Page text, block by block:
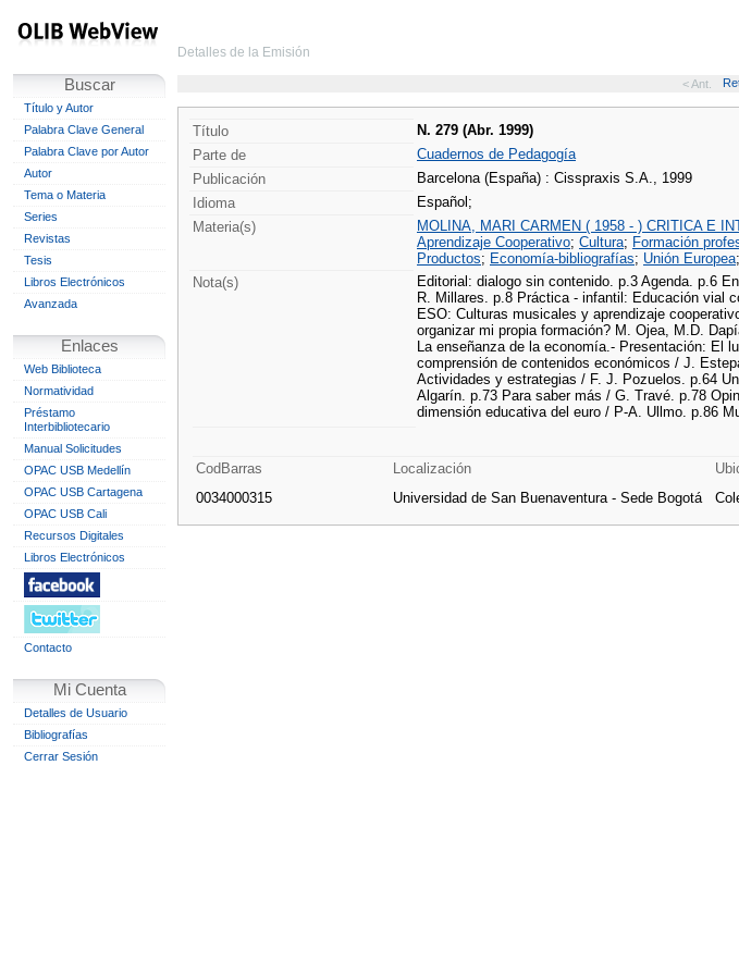
Buscar
Título y Autor
Palabra Clave General
Palabra Clave por Autor
Autor
Tema o Materia
Series
Revistas
Tesis
Libros Electrónicos
Avanzada
Enlaces
Web Biblioteca
Normatividad
Préstamo
Interbibliotecario
Manual Solicitudes
OPAC USB Medellín
OPAC USB Cartagena
OPAC USB Cali
Recursos Digitales
Libros Electrónicos
Contacto
Mi Cuenta
Detalles de Usuario
Bibliografías
Cerrar Sesión
Detalles de la Emisión
< Ant.
Título N. 279 (Abr. 1999)
Parte de
Cuadernos de Pedagogía
Publicación
Barcelona (España) : Cisspraxis S.A., 1999
Idioma
Español;
Materia(s)
MOLINA, MARI CARMEN ( 1958 - ) CRITICA E
Aprendizaje Cooperativo; Cultura; Formación
Productos; Economía-bibliografías; Unión Europea;
Nota(s)
Editorial: dialogo sin contenido. p.3 Agenda. p.6
R. Millares. p.8 Práctica - infantil: Educación vial
ESO: Culturas musicales y aprendizaje
organizar mi propia formación? M. Ojea, M.D.
La enseñanza de la economía.- Presentación: El
comprensión de contenidos económicos / J.
Actividades y estrategias / F. J. Pozuelos. p.64
Algarín. p.73 Para saber más / G. Travé. p.78
dimensión educativa del euro / P-A. Ullmo. p.86
CodBarras
Localización
0034000315
Universidad de San Buenaventura - Sede Bogotá